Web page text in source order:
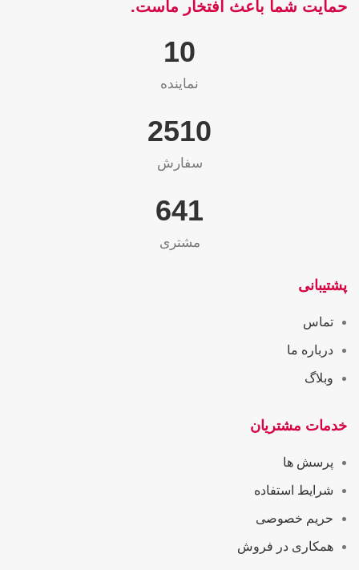
حمایت شما باعث افتخار ماست.
10
نماینده
2565
سفارش
655
مشتری
پشتیبانی
تماس
درباره ما
وبلاگ
خدمات مشتریان
پرسش ها
شرایط استفاده
حریم خصوصی
همکاری در فروش